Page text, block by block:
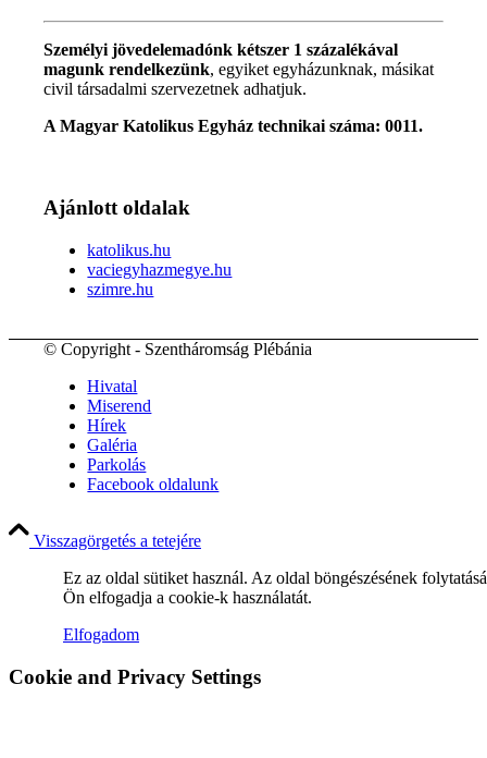
Személyi jövedelemadónk kétszer 1 százalékával
magunk rendelkezünk, egyiket egyházunknak, másikat
civil társadalmi szervezetnek adhatjuk.
A Magyar Katolikus Egyház technikai száma: 0011.
Ajánlott oldalak
katolikus.hu
vaciegyhazmegye.hu
szimre.hu
© Copyright - Szentháromság Plébánia
Hivatal
Miserend
Hírek
Galéria
Parkolás
Facebook oldalunk
Visszagörgetés a tetejére
Ez az oldal sütiket használ. Az oldal böngészésének
Ön elfogadja a cookie-k használatát.
Elfogadom
Cookie and Privacy Settings